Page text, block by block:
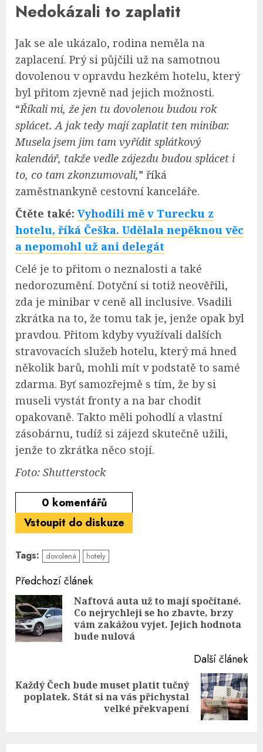
Nedokázali to zaplatit
Jak se ale ukázalo, rodina neměla na
zaplacení. Prý si půjčili už na samotnou
dovolenou v opravdu hezkém hotelu, který
byl přitom zjevně nad jejich možnosti.
“Říkali mi, že jen tu dovolenou budou rok
splácet. A jak tedy mají zaplatit ten minibar.
Musela jsem jim tam vyřídit splátkový
kalendář, takže vedle zájezdu budou splácet i
to, co tam zkonzumovali,” říká
zaměstnankyně cestovní kanceláře.
Čtěte také: Vyhodili mě v Turecku z
hotelu, říká Češka. Udělala nepěknou věc
a nepomohl už ani delegát
Celé je to přitom o neznalosti a také
nedorozumění. Dotyční si totiž neověřili,
zda je minibar v ceně all inclusive. Vsadili
zkrátka na to, že tomu tak je, jenže opak byl
pravdou. Přitom kdyby využívali dalších
stravovacích služeb hotelu, který má hned
několik barů, mohli mít v podstatě to samé
zdarma. Byť samozřejmě s tím, že by si
museli vystát fronty a na bar chodit
opakovaně. Takto měli pohodlí a vlastní
zásobárnu, tudíž si zájezd skutečně užili,
jenže to zkrátka něco stojí.
Foto: Shutterstock
0 komentářů
Vstoupit do diskuze
Tags: dovolená hotely
Continue
Reading
Předchozí článek
Naftová auta už to mají spočítané.
Co nejrychleji se ho zbavte, brzy
vám zakážou vyjet. Jejich hodnota
bude nulová
Další článek
Next
Každý Čech bude muset platit tučný
poplatek. Stát si na vás přichystal
velké překvapení